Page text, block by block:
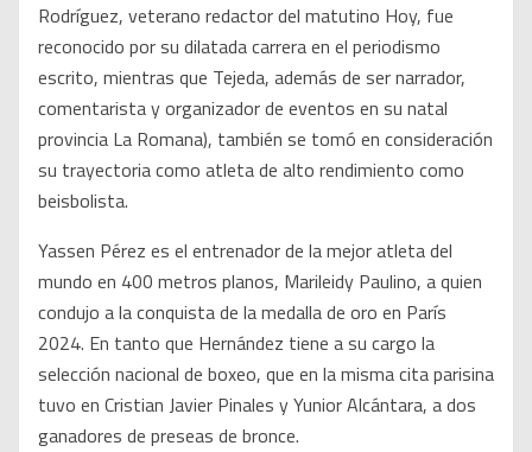
Rodríguez, veterano redactor del matutino Hoy, fue
reconocido por su dilatada carrera en el periodismo
escrito, mientras que Tejeda, además de ser narrador,
comentarista y organizador de eventos en su natal
provincia La Romana), también se tomó en consideración
su trayectoria como atleta de alto rendimiento como
beisbolista.
Yassen Pérez es el entrenador de la mejor atleta del
mundo en 400 metros planos, Marileidy Paulino, a quien
condujo a la conquista de la medalla de oro en París
2024. En tanto que Hernández tiene a su cargo la
selección nacional de boxeo, que en la misma cita parisina
tuvo en Cristian Javier Pinales y Yunior Alcántara, a dos
ganadores de preseas de bronce.